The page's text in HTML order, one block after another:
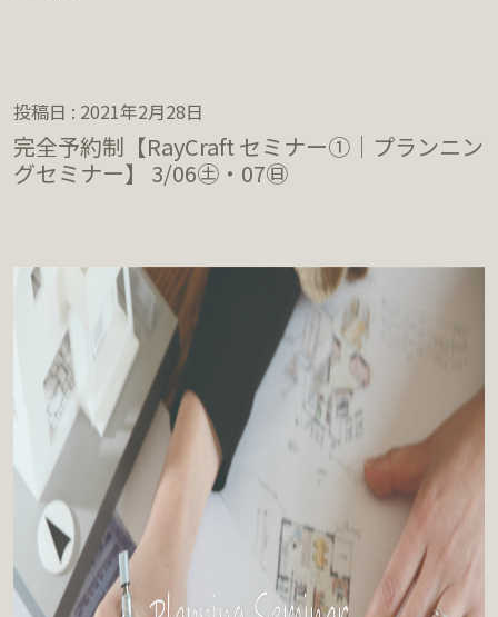
投稿日 : 2021年2月28日
完全予約制【RayCraft セミナー①｜プランニン
グセミナー】 3/06㊏・07㊐